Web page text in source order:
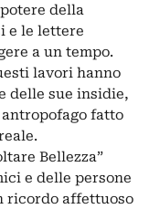
della
e le lettere
a un tempo.
lavori hanno
delle sue insidie,
fatto
Bellezza”
e delle persone
ricordo affettuoso